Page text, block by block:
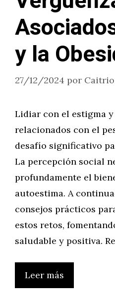
y la
27/12/2024 por
Lidiar con el estigma
relacionados con el
desafío significativo
La percepción social
profundamente el
autoestima. A
consejos prácticos
estos retos,
saludable y positiva.
Leer más